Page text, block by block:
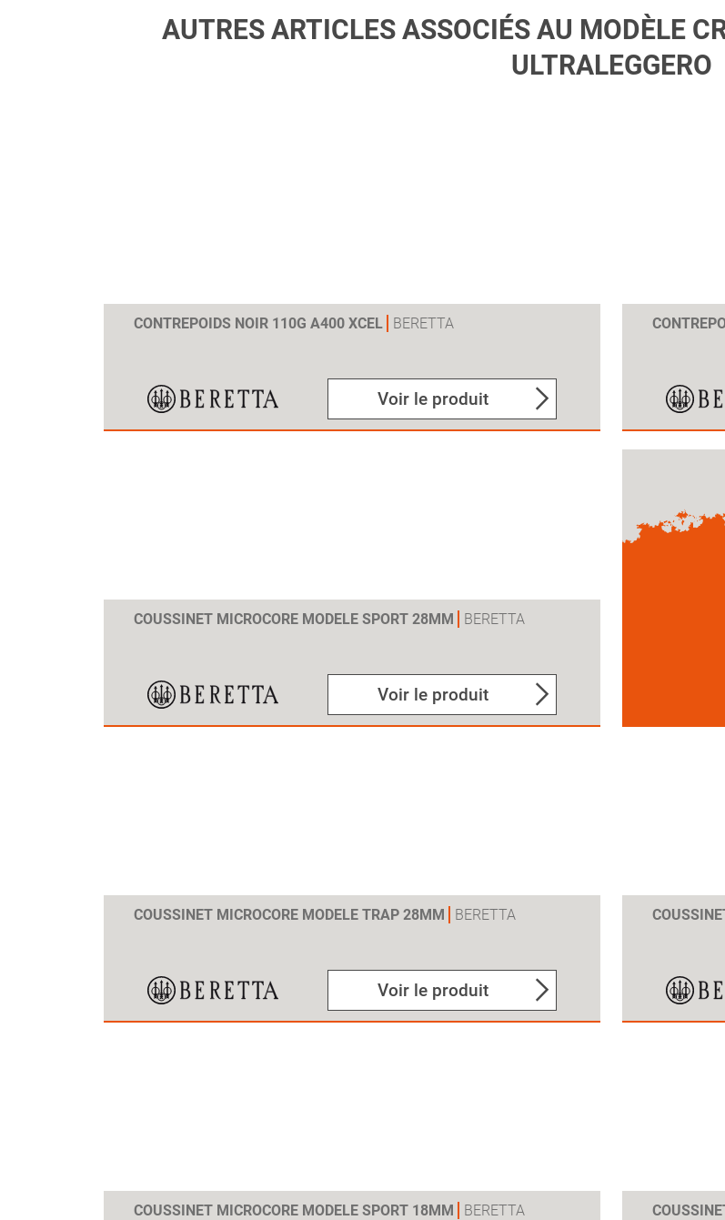
AUTRES ARTICLES ASSOCIÉS AU MODÈLE
ULTRALEGGERO
CONTREPOIDS NOIR 110G A400 XCEL BERETTA
Voir le produit
COUSSINET MICROCORE MODELE SPORT 28MM BERETTA
Voir le produit
COUSSINET MICROCORE MODELE TRAP 28MM BERETTA
Voir le produit
COUSSINET MICROCORE MODELE SPORT 18MM BERETTA